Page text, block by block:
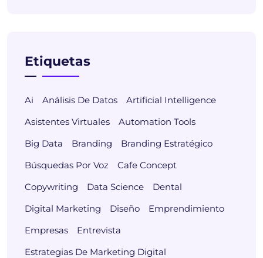
Etiquetas
Ai Análisis De Datos
Artificial Intelligence
Asistentes Virtuales
Automation Tools
Big Data
Branding
Branding Estratégico
Búsquedas Por Voz
Cafe Concept
Copywriting
Data Science
Dental
Digital Marketing
Diseño
Emprendimiento
Empresas
Entrevista
Estrategias De Marketing Digital